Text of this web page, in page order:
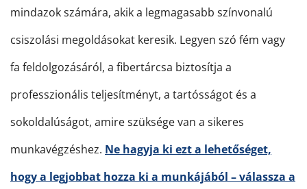
mindazok számára, akik a legmagasabb színvonalú
csiszolási megoldásokat keresik. Legyen szó fém vagy
fa feldolgozásáról, a fibertárcsa biztosítja a
professzionális teljesítményt, a tartósságot és a
sokoldalúságot, amire szüksége van a sikeres
munkavégzéshez. Ne hagyja ki ezt a lehetőséget,
hogy a legjobbat hozza ki a munkájából – válassza a